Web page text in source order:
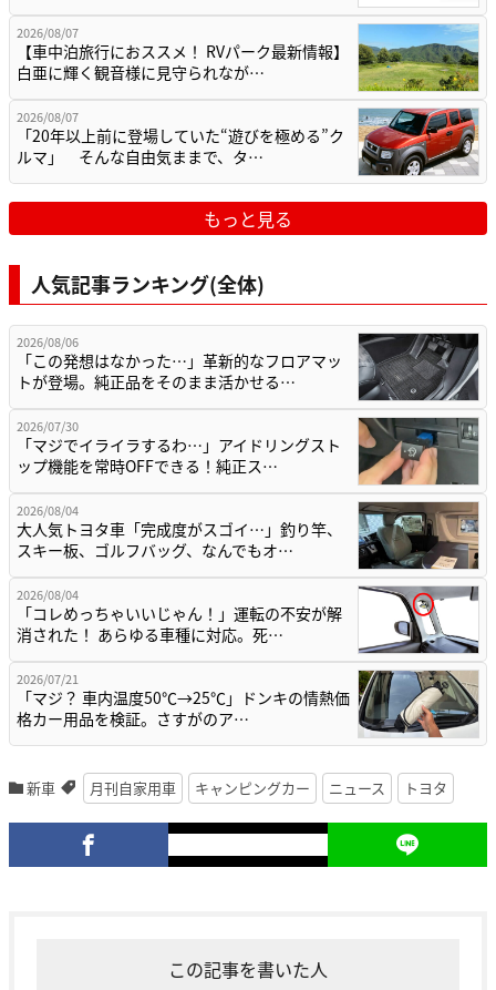
2026/08/07
【車中泊旅行におススメ！ RVパーク最新情報】
白亜に輝く観音様に見守られなが…
2026/08/07
「20年以上前に登場していた“遊びを極める”ク
ルマ」 そんな自由気ままで、タ…
もっと見る
人気記事ランキング(全体)
2026/08/06
「この発想はなかった…」革新的なフロアマッ
トが登場。純正品をそのまま活かせる…
2026/07/30
「マジでイライラするわ…」アイドリングスト
ップ機能を常時OFFできる！純正ス…
2026/08/04
大人気トヨタ車「完成度がスゴイ…」釣り竿、
スキー板、ゴルフバッグ、なんでもオ…
2026/08/04
「コレめっちゃいいじゃん！」運転の不安が解
消された！ あらゆる車種に対応。死…
2026/07/21
「マジ？ 車内温度50℃→25℃」ドンキの情熱価
格カー用品を検証。さすがのア…
新車 月刊自家用車 キャンピングカー ニュース トヨタ
この記事を書いた人